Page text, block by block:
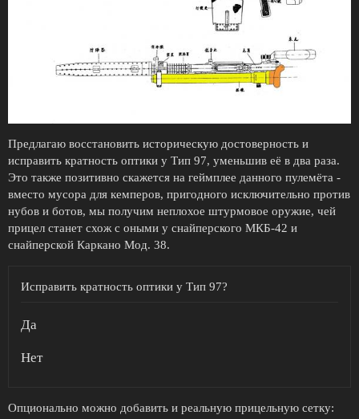
Предлагаю восстановить историческую достоверность и
исправить кратность оптики у Тип 97, уменьшив её в два раза.
Это также позитивно скажется на геймплее данного пулемёта -
вместо мусора для кемперов, пригодного исключительно против
нубов и ботов, мы получим неплохое штурмовое оружие, чей
прицел станет схож с оными у снайперского МКБ-42 и
снайперской Каркано Мод. 38.
Исправить кратность оптики у Тип 97?
Да
Нет
Опционально можно добавить и реальную прицельную сетку: